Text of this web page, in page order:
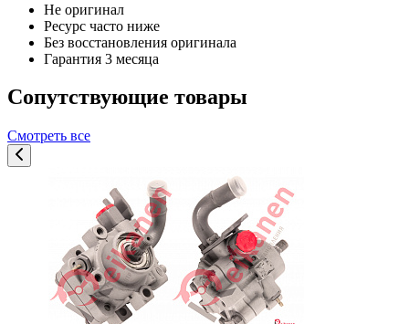
Не оригинал
Ресурс часто ниже
Без восстановления оригинала
Гарантия 3 месяца
Сопутствующие товары
Смотреть все